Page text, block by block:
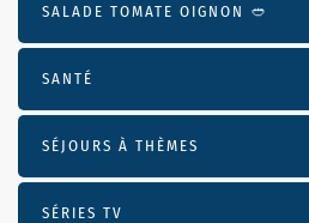
SALADE TOMATE OIGNON 🥙
SANTÉ
SÉJOURS À THÈMES
SÉRIES TV